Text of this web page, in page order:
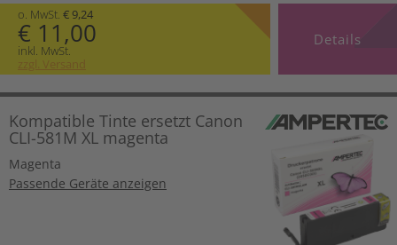
o. MwSt. € 9,24
€ 11,00
inkl. MwSt.
zzgl. Versand
Details
Kompatible Tinte ersetzt Canon
CLI-581M XL magenta
Magenta
Passende Geräte anzeigen